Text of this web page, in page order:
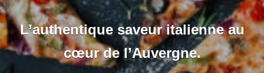
L’authentique saveur italienne au
cœur de l’Auvergne.